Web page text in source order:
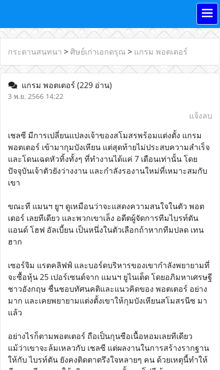
กระดานสนทนา > ศิษย์เก่าเอกดรุณ > แกรม พอตเตอร์
แกรม พอตเตอร์ (229 อ่าน)
3 พ.ย. 2566 14:22
แจ้งลบ
เชลซี มีการเปลี่ยนแปลงเจ้าของสโมสรพร้อมแต่งตั้ง แกรม
พอตเตอร์ เข้ามากุมบังเหียน แต่สุดท้ายไม่ประสบความสำเร็จ
และโดนเฉดหัวทิ้งทั้งๆ ที่ทำงานได้แค่ 7 เดือนเท่านั้น โดย
ปัจจุบันเจ้าตัวยังว่างงาน และกำลังรองานใหม่ที่เหมาะสมกับ
เขา
ขณะที แมนฯ ยูฯ ดูเหมือนว่าจะแสดงความสนใจในตัว พอต
เตอร์ เลยทีเดียว และพวกเขาเล็ง อดีตผู้จัดการทีมไบรท์ตัน
แอนด์ โฮฟ อัลเบี้ยน เป็นหนึ่งในตัวเลือกถ้าหากทีมปลด เทน
ฮาก
เซอร์จิม แรตคลิฟฟ์ และบอร์ดบริหารของเขากำลังพยายามที่
จะซื้อหุ้น 25 เปอร์เซนต์จาก แมนฯ ยูไนเต็ด โดยอภิมหาเศรษฐี
ชาวอังกฤษ ชื่นชอบทัศนคติและแนวคิดของ พอตเตอร์ อย่าง
มาก และเคยพยายามแต่งตั้งเขาให้กุมบังเหียนสโมสรนีซ มา
แล้ว
อย่างไรก็ตามพอตเตอร์ ถือเป็นกุนซือเนื้อหอมเลยทีเดียว
แม้ว่าเขาจะล้มเหลวกับ เชลซี แต่ผลงานในการสร้างรากฐาน
ให้กับ ไบรท์ตัน ยังคงติดตาตรึงใจหลายๆ คน ด้วยเหตุนี้ทำให้